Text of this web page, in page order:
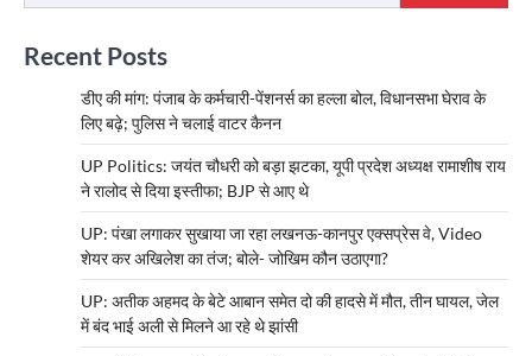
Recent Posts
डीए की मांग: पंजाब के कर्मचारी-पेंशनर्स का हल्ला बोल, विधानसभा घेराव के
लिए बढ़े; पुलिस ने चलाई वाटर कैनन
UP Politics: जयंत चौधरी को बड़ा झटका, यूपी प्रदेश अध्यक्ष रामाशीष राय
ने रालोद से दिया इस्तीफा; BJP से आए थे
UP: पंखा लगाकर सुखाया जा रहा लखनऊ-कानपुर एक्सप्रेस वे, Video
शेयर कर अखिलेश का तंज; बोले- जोखिम कौन उठाएगा?
UP: अतीक अहमद के बेटे आबान समेत दो की हादसे में मौत, तीन घायल, जेल
में बंद भाई अली से मिलने आ रहे थे झांसी